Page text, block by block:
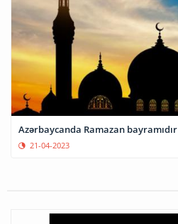
​​​​​​​Azərbaycanda Ramazan bayramıdır
21-04-2023